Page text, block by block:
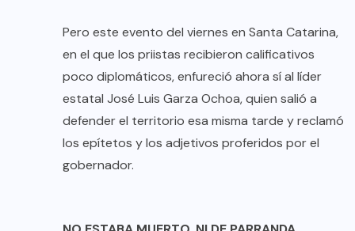
Pero este evento del viernes en Santa Catarina,
en el que los priistas recibieron calificativos
poco diplomáticos, enfureció ahora sí al líder
estatal José Luis Garza Ochoa, quien salió a
defender el territorio esa misma tarde y reclamó
los epítetos y los adjetivos proferidos por el
gobernador.